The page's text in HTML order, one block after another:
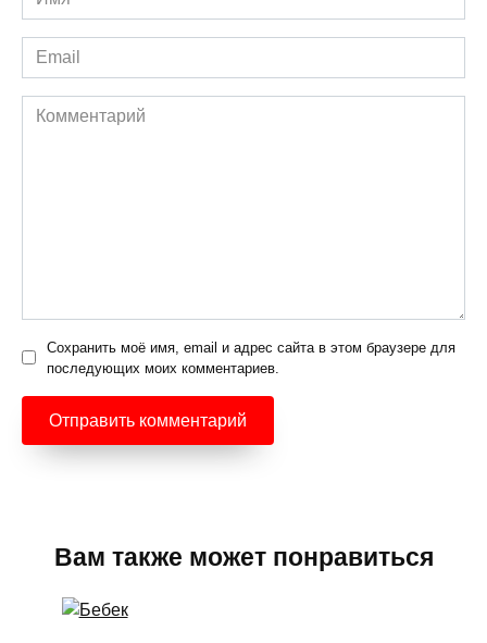
*
Email
*
Комментарий
Сохранить моё имя, email и адрес сайта в этом браузере для
последующих моих комментариев.
Вам также может понравиться